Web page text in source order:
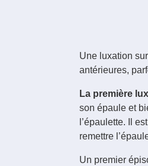
Une luxation
antérieures,
La première
son épaule et
l’épaulette. Il
remettre
Un premier